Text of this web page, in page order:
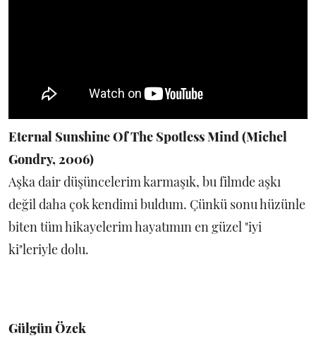
Eternal Sunshine Of The Spotless Mind (Michel
Gondry, 2006)
Aşka dair düşüncelerim karmaşık, bu filmde aşkı
değil daha çok kendimi buldum. Çünkü sonu hüzünle
biten tüm hikayelerim hayatımın en güzel "iyi
ki"leriyle dolu.
Gülgün Özek